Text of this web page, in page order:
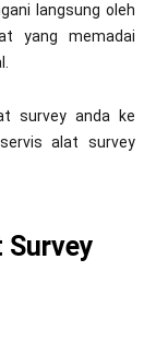
langsung oleh
yang memadai
survey anda ke
alat survey
Survey